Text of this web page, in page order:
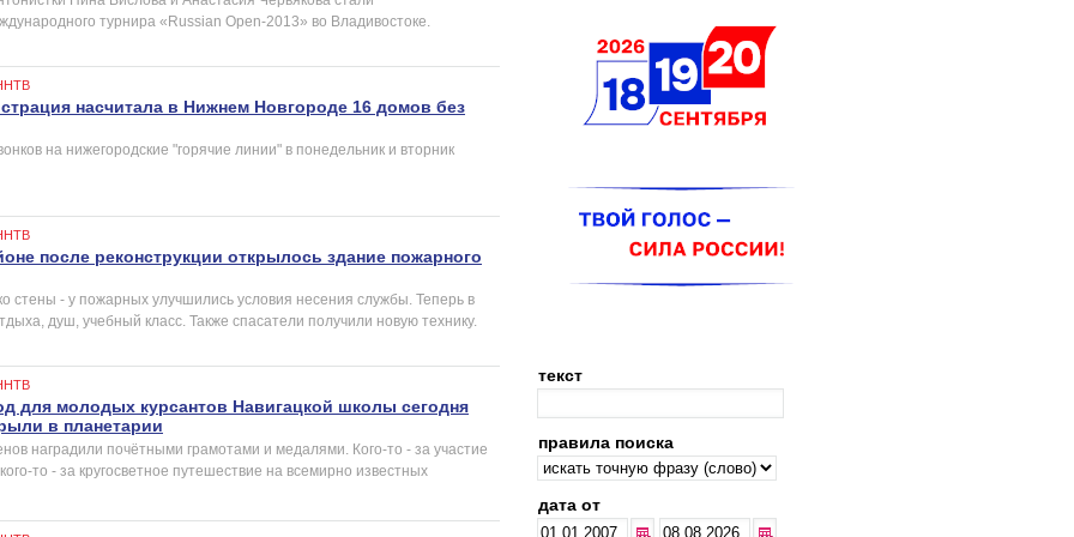
турнира «Russian Open-2013» во Владивостоке.
насчитала в Нижнем Новгороде 16 домов без
на нижегородские "горячие линии" в понедельник и вторник
после реконструкции открылось здание пожарного
стены - у пожарных улучшились условия несения службы. Теперь в
душ, учебный класс. Также спасатели получили новую технику.
для молодых курсантов Навигацкой школы сегодня
в планетарии
наградили почётными грамотами и медалями. Кого-то - за участие
то - за кругосветное путешествие на всемирно известных
текст
правила поиска
дата от
... ...